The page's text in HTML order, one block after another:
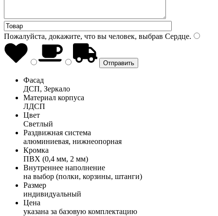
Пожалуйста, докажите, что вы человек, выбрав Сердце.
Фасад
ДСП, Зеркало
Материал корпуса
ЛДСП
Цвет
Светлый
Раздвижная система
алюминиевая, нижнеопорная
Кромка
ПВХ (0,4 мм, 2 мм)
Внутреннее наполнение
на выбор (полки, корзины, штанги)
Размер
индивидуальный
Цена
указана за базовую комплектацию